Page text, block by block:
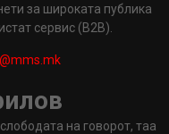
за широката публика
сервис (B2B).
на говорот, таа